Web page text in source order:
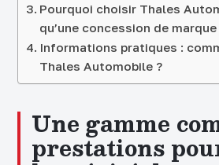
Pourquoi choisir Thales
qu’une concession de marque
Informations pratiques :
Thales Automobile ?
Une gamme
prestations